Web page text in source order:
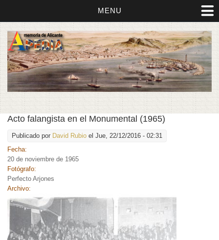
MENU
Acto falangista en el Monumental (1965)
Publicado por David Rubio el Jue, 22/12/2016 - 02:31
Fecha:
20 de noviembre de 1965
Fotógrafo:
Perfecto Arjones
Archivo: